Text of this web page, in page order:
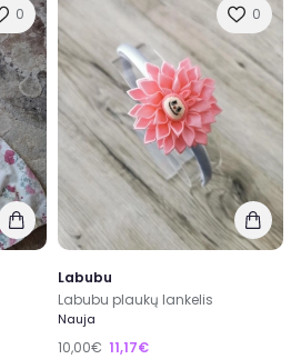
0 0
Labubu
Labubu plaukų lankelis
Nauja
10,00€ 11,17€